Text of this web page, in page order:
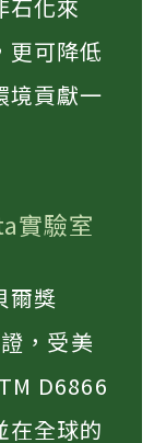
石化來
更可降低
境貢獻一
實驗室
爾獎
，受美
D6866
在全球的